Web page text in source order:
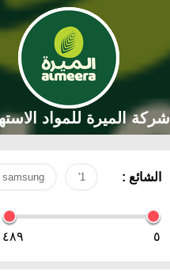
شركة الميرة للمواد
الشائع : 1'
samsung
٥ ٤٨٩